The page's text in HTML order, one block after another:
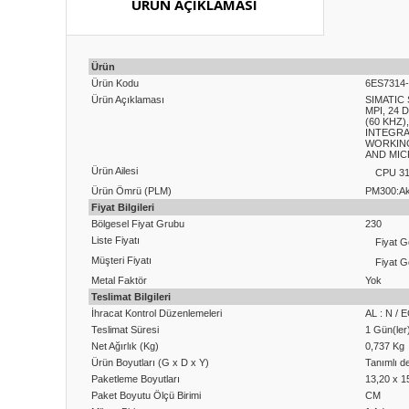
ÜRÜN AÇIKLAMASI
Ürün
Ürün Kodu
Ürün Açıklaması
SIMATIC
MPI, 24
(60
AND
Ürün Ailesi
CPU
Ürün Ömrü (PLM)
Fiyat Bilgileri
Bölgesel Fiyat Grubu
230
Liste Fiyatı
Fiyat
Müşteri Fiyatı
Fiyat
Metal Faktör
Yok
Teslimat Bilgileri
İhracat Kontrol Düzenlemeleri
AL : N /
Teslimat Süresi
1 Gün(ler)
Net Ağırlık (Kg)
0,737 Kg
Ürün Boyutları (G x D x Y)
Tanımlı
Paketleme Boyutları
13,20 x
Paket Boyutu Ölçü Birimi
CM